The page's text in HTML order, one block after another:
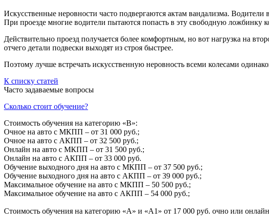
Искусственные неровности часто подвергаются актам вандализма.
При проезде многие водители пытаются попасть в эту свободную ложбинку
Действительно проезд получается более комфортным, но вот нагрузка на
отчего детали подвески выходят из строя быстрее.
Поэтому лучше встречать искусственную неровность всеми колесами
К списку статей
Часто задаваемые вопросы
Сколько стоит обучение?
Стоимость обучения на категорию «B»:
Очное на авто с МКПП – от 31 000 руб.;
Очное на авто с АКПП – от 32 500 руб.;
Онлайн на авто с МКПП – от 31 500 руб.;
Онлайн на авто с АКПП – от 33 000 руб.
Обучение выходного дня на авто с МКПП – от 37 500 руб.;
Обучение выходного дня на авто с АКПП – от 39 000 руб.;
Максимальное обучение на авто с МКПП – 50 500 руб.;
Максимальное обучение на авто с АКПП – 54 000 руб.;
Стоимость обучения на категорию «A» и «A1» от 17 000 руб. очно или